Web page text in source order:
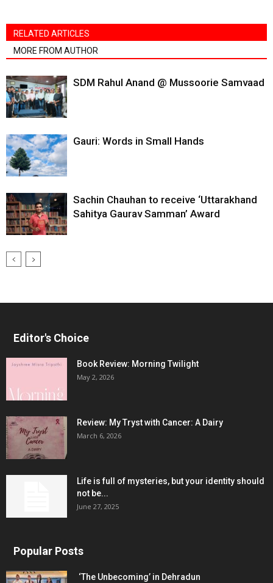
RELATED ARTICLES
MORE FROM AUTHOR
SDM Rahul Anand @ Mussoorie Samvaad
Gauri: Words in Small Hands
Sachin Chauhan to receive ‘Uttarakhand
Sahitya Gaurav Samman’ Award
Editor's Choice
Book Review: Morning Twilight
May 2, 2026
Review: My Tryst with Cancer: A Dairy
March 6, 2026
Life is full of mysteries, but your identity should
not be...
June 27, 2025
Popular Posts
‘The Unbecoming’ in Dehradun